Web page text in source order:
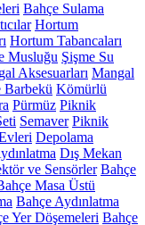
Bahçe Sulama
Hortum
Hortum Tabancaları
Musluğu Şişme Su
Aksesuarları Mangal
Barbekü Kömürlü
Pürmüz Piknik
Semaver Piknik
Depolama
Dış Mekan
ve Sensörler Bahçe
Masa Üstü
Bahçe Aydınlatma
Yer Döşemeleri Bahçe